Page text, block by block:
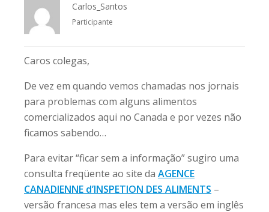
Carlos_Santos
Participante
Caros colegas,
De vez em quando vemos chamadas nos jornais
para problemas com alguns alimentos
comercializados aqui no Canada e por vezes não
ficamos sabendo…
Para evitar “ficar sem a informação” sugiro uma
consulta freqüente ao site da AGENCE
CANADIENNE d’INSPETION DES ALIMENTS –
versão francesa mas eles tem a versão em inglês